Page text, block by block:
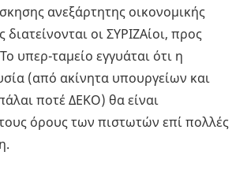
ανεξάρτητης οικονομικής
οι ΣΥΡΙΖΑίοι, προς
υπερ-ταμείο εγγυάται ότι η
(από ακίνητα υπουργείων και
ποτέ ΔΕΚΟ) θα είναι
όρους των πιστωτών επί πολλές